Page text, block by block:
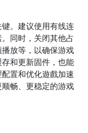
。建议使用有线连
同时，关闭其他占
放等，以确保游戏
和更新固件，也能
置和优化遊戲加速
畅、更稳定的游戏